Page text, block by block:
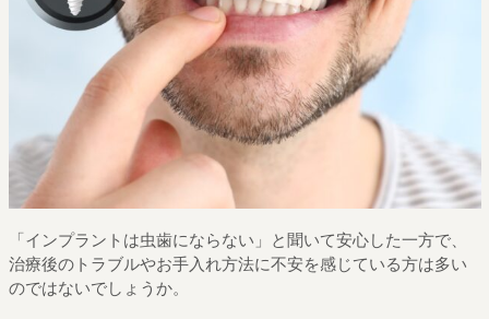
「インプラントは虫歯にならない」と聞いて安心した一方で、
治療後のトラブルやお手入れ方法に不安を感じている方は多い
のではないでしょうか。